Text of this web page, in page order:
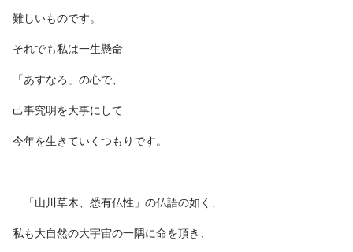
難しいものです。
それでも私は一生懸命
「あすなろ」の心で、
己事究明を大事にして
今年を生きていくつもりです。
「山川草木、悉有仏性」の仏語の如く、
私も大自然の大宇宙の一隅に命を頂き、